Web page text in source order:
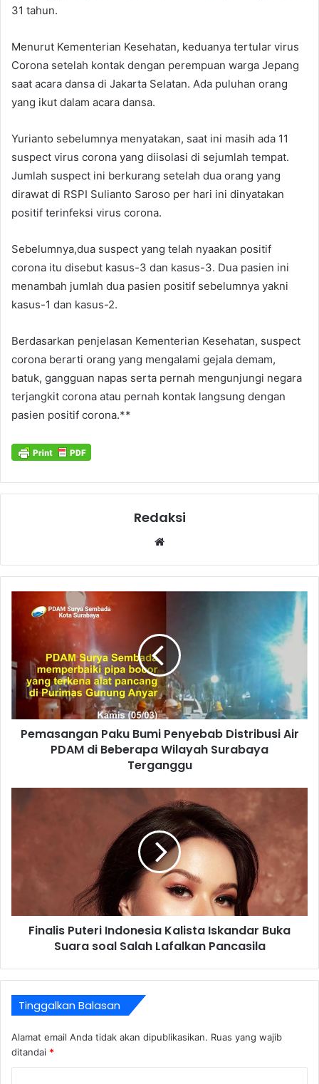
31 tahun.
Menurut Kementerian Kesehatan, keduanya tertular virus
Corona setelah kontak dengan perempuan warga Jepang
saat acara dansa di Jakarta Selatan. Ada puluhan orang
yang ikut dalam acara dansa.
Yurianto sebelumnya menyatakan, saat ini masih ada 11
suspect virus corona yang diisolasi di sejumlah tempat.
Jumlah suspect ini berkurang setelah dua orang yang
dirawat di RSPI Sulianto Saroso per hari ini dinyatakan
positif terinfeksi virus corona.
Sebelumnya,dua suspect yang telah nyaakan positif
corona itu disebut kasus-3 dan kasus-3. Dua pasien ini
menambah jumlah dua pasien positif sebelumnya yakni
kasus-1 dan kasus-2.
Berdasarkan penjelasan Kementerian Kesehatan, suspect
corona berarti orang yang mengalami gejala demam,
batuk, gangguan napas serta pernah mengunjungi negara
terjangkit corona atau pernah kontak langsung dengan
pasien positif corona.**
Redaksi
Pemasangan Paku Bumi Penyebab Distribusi Air
PDAM di Beberapa Wilayah Surabaya
Terganggu
Finalis Puteri Indonesia Kalista Iskandar Buka
Suara soal Salah Lafalkan Pancasila
Tinggalkan Balasan
Alamat email Anda tidak akan dipublikasikan. Ruas yang wajib
ditandai *